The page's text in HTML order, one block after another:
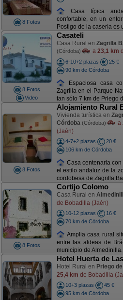
8 Fotos
Casa típica
confortable, en un
Postigo de la casería es
8 Fotos
Video
Casateli
Casa Rural en Zagrilla
(Córdoba) a 23,1 km
6-10+2 plazas
25 €
90 km de Córdoba
Espaciosa casa
Zagrilla en el Parque
tan sólo 7 km de Priego
8 Fotos
Alojamiento Rural
Vivienda turística en
Córdoba (Córdoba) a
(Jaén)
4-7+2 plazas
20 €
106 km de Córdoba
Casa centenaria
el estilo andaluz de la
cordobesa de Zagrilla
8 Fotos
Cortijo Colomo
Casa Rural en
de Bobadilla (Jaén)
10-12 plazas
16 €
70 km de Córdoba
Amplia casa rural
entre las aldeas de
municipio de
Hotel Huerta de
Hotel Rural en Priego
25,4 km de Bobadilla
10+3 plazas
45 €
95 km de Córdoba